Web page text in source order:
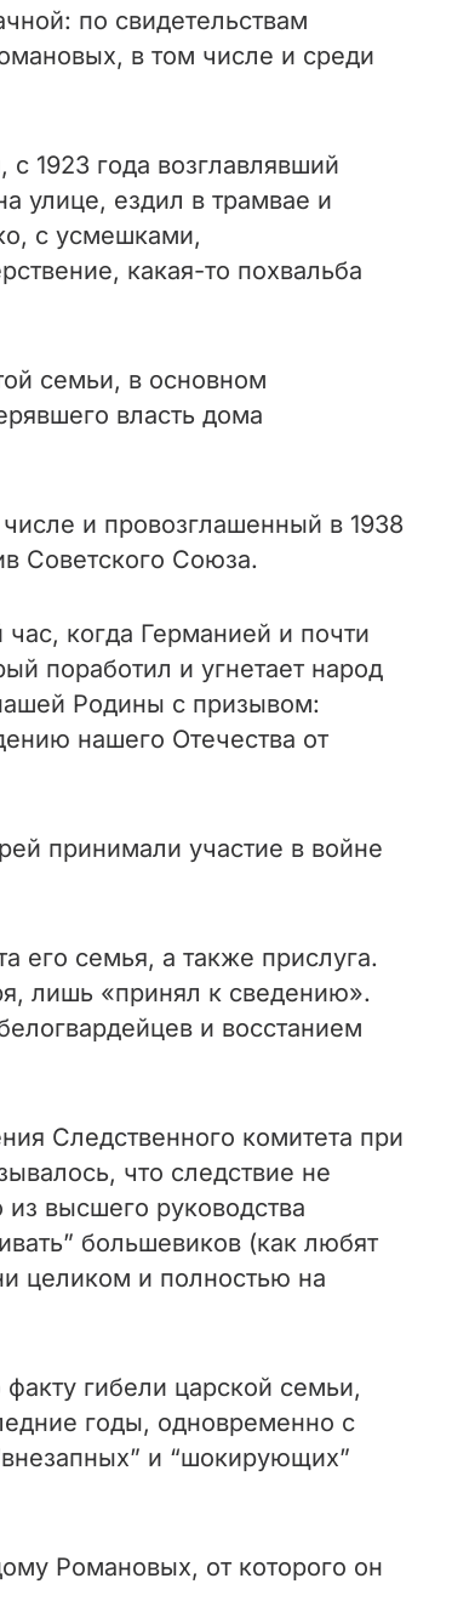
по свидетельствам
в том числе и среди
1923 года возглавлявший
улице, ездил в трамвае и
с усмешками,
какая-то похвальба
семьи, в основном
власть дома
и провозглашенный в 1938
Советского Союза.
когда Германией и почти
поработил и угнетает народ
Родины с призывом:
нашего Отечества от
принимали участие в войне
его семья, а также прислуга.
лишь «принял к сведению».
и восстанием
Следственного комитета при
что следствие не
высшего руководства
большевиков (как любят
целиком и полностью на
гибели царской семьи,
годы, одновременно с
и “шокирующих”
Романовых, от которого он